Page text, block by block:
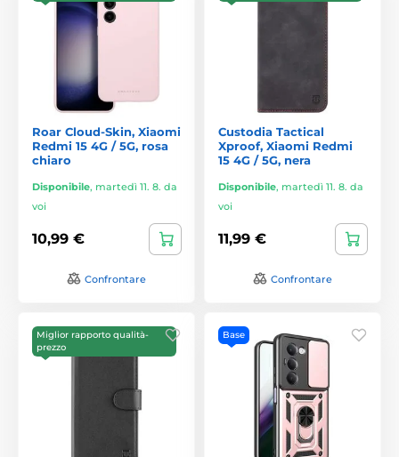
Roar Cloud-Skin, Xiaomi
Redmi 15 4G / 5G, rosa
chiaro
Disponibile, martedì 11. 8. da
voi
10,99 €
Confrontare
Custodia Tactical
Xproof, Xiaomi Redmi
15 4G / 5G, nera
Disponibile, martedì 11. 8. da
voi
11,99 €
Confrontare
Miglior rapporto qualità-
prezzo
Base